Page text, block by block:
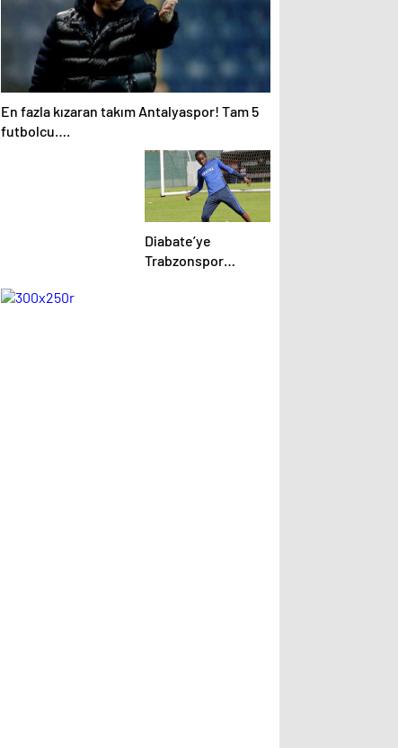
En fazla kızaran takım Antalyaspor! Tam 5
futbolcu….
Diabate’ye
Trabzonspor